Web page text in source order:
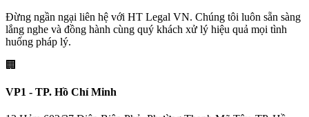
Đừng ngần ngại liên hệ với HT Legal VN. Chúng tôi luôn sẵn sàng
lắng nghe và đồng hành cùng quý khách xử lý hiệu quả mọi tình
huống pháp lý.
🏢
VP1 - TP. Hồ Chí Minh